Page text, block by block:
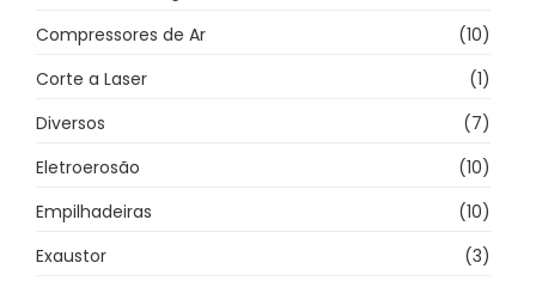
Compressores de Ar
(10)
Corte a Laser
(1)
Diversos
(7)
Eletroerosão
(10)
Empilhadeiras
(10)
Exaustor
(3)